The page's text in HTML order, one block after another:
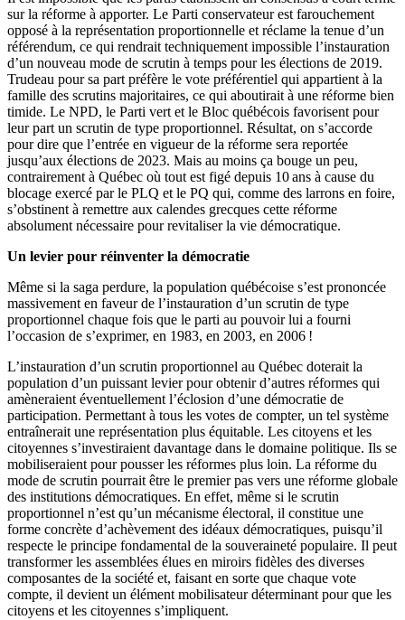
sur la réforme à apporter. Le Parti conservateur est farouchement
opposé à la représentation proportionnelle et réclame la tenue d’un
référendum, ce qui rendrait techniquement impossible l’instauration
d’un nouveau mode de scrutin à temps pour les élections de 2019.
Trudeau pour sa part préfère le vote préférentiel qui appartient à la
famille des scrutins majoritaires, ce qui aboutirait à une réforme bien
timide. Le NPD, le Parti vert et le Bloc québécois favorisent pour
leur part un scrutin de type proportionnel. Résultat, on s’accorde
pour dire que l’entrée en vigueur de la réforme sera reportée
jusqu’aux élections de 2023. Mais au moins ça bouge un peu,
contrairement à Québec où tout est figé depuis 10 ans à cause du
blocage exercé par le PLQ et le PQ qui, comme des larrons en foire,
s’obstinent à remettre aux calendes grecques cette réforme
absolument nécessaire pour revitaliser la vie démocratique.
Un levier pour réinventer la démocratie
Même si la saga perdure, la population québécoise s’est prononcée
massivement en faveur de l’instauration d’un scrutin de type
proportionnel chaque fois que le parti au pouvoir lui a fourni
l’occasion de s’exprimer, en 1983, en 2003, en 2006 !
L’instauration d’un scrutin proportionnel au Québec doterait la
population d’un puissant levier pour obtenir d’autres réformes qui
amèneraient éventuellement l’éclosion d’une démocratie de
participation. Permettant à tous les votes de compter, un tel système
entraînerait une représentation plus équitable. Les citoyens et les
citoyennes s’investiraient davantage dans le domaine politique. Ils se
mobiliseraient pour pousser les réformes plus loin. La réforme du
mode de scrutin pourrait être le premier pas vers une réforme globale
des institutions démocratiques. En effet, même si le scrutin
proportionnel n’est qu’un mécanisme électoral, il constitue une
forme concrète d’achèvement des idéaux démocratiques, puisqu’il
respecte le principe fondamental de la souveraineté populaire. Il peut
transformer les assemblées élues en miroirs fidèles des diverses
composantes de la société et, faisant en sorte que chaque vote
compte, il devient un élément mobilisateur déterminant pour que les
citoyens et les citoyennes s’impliquent.